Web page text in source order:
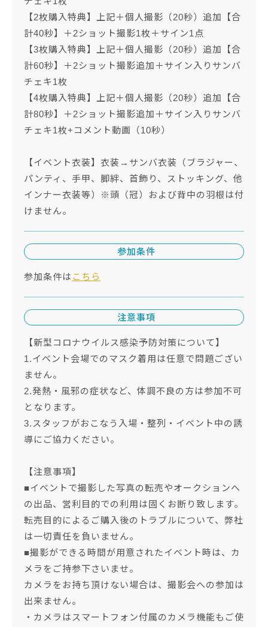
【2枚購入特典】上記＋個人撮影（20秒）追加【合
計40秒】＋2ショット撮影1枚＋サイン1点
【3枚購入特典】上記＋個人撮影（20秒）追加【合
計60秒】＋2ショット撮影追加＋サイン入りサンバ
チェキ1枚
【4枚購入特典】上記＋個人撮影（20秒）追加【合
計80秒】＋2ショット撮影追加＋サイン入りサンバ
チェキ1枚+コメント動画（10秒）
【イベント衣装】衣装→サンバ衣装（ブラジャー、
パンティ、手甲、脚絆、首飾り、ストッキング、他
インナー衣装等）※頭（冠）および背中の羽根は付
けません。
参加条件
参加条件は こちら
注意事項
【新型コロナウイルス感染予防対策について】
1.イベント会場でのマスク着用は任意で問題ござい
ません。
2.発熱・風邪の症状など、体調不良の方は参加不可
となります。
3.スタッフがおこなう入場・整列・イベント中の誘
導にご協力ください。
【注意事項】
■イベントで撮影した写真の転売やオークションへ
の出品、営利目的での利用は固くお断り致します。
転売目的によるご購入後のトラブルについて、弊社
は一切責任を負いません。
■撮影ができる時間が用意されたイベント時は、カ
メラをご持参下さいませ。
カメラをお持ち頂けない場合は、撮影会への参加は
出来ません。
・カメラはスマートフォン付属のカメラ機能もご使